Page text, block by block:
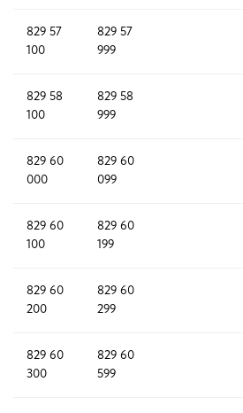
829 57
100
829 57
999
829 58
100
829 58
999
829 60
000
829 60
099
829 60
100
829 60
199
829 60
200
829 60
299
829 60
300
829 60
599